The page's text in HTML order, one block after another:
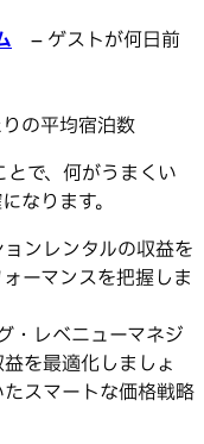
– ゲストが何日前
の平均宿泊数
で、何がうまくい
なります。
ンレンタルの収益を
ーマンスを把握しま
・レベニューマネジ
を最適化しましょ
スマートな価格戦略